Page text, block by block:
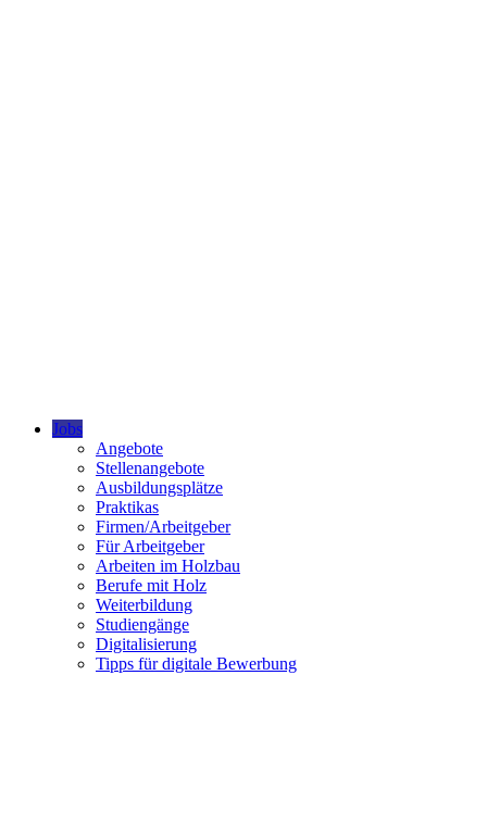
Jobs
Angebote
Stellenangebote
Ausbildungsplätze
Praktikas
Firmen/Arbeitgeber
Für Arbeitgeber
Arbeiten im Holzbau
Berufe mit Holz
Weiterbildung
Studiengänge
Digitalisierung
Tipps für digitale Bewerbung